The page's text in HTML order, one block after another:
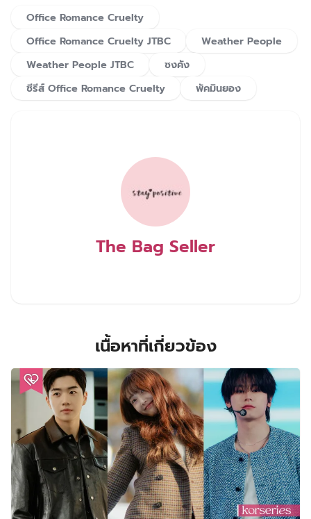
Office Romance Cruelty
Office Romance Cruelty JTBC
Weather People
Weather People JTBC
ซงคัง
ซีรีส์ Office Romance Cruelty
พัคมินยอง
The Bag Seller
เนื้อหาที่เกี่ยวข้อง